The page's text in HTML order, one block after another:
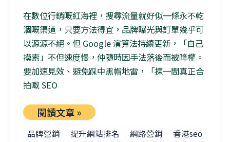
在數位行銷嘅紅海裡，搜尋流量就好似一條永不乾
涸嘅渠道，只要方法得宜，品牌曝光與訂單幾乎可
以源源不絕。但 Google 演算法持續更新，「自己
摸索」不但速度慢，仲隨時因手法落後而被降權。
要加速見效、避免踩中黑帽地雷，「揀一間真正合
拍嘅 SEO
閱讀文章 »
品牌營銷 提升網站排名 網路營銷
香港seo